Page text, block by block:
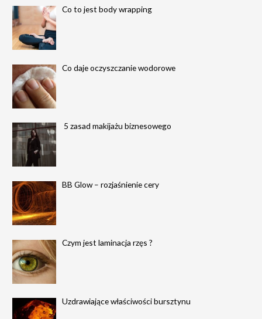
Co to jest body wrapping
Co daje oczyszczanie wodorowe
5 zasad makijażu biznesowego
BB Glow – rozjaśnienie cery
Czym jest laminacja rzęs ?
Uzdrawiające właściwości bursztynu